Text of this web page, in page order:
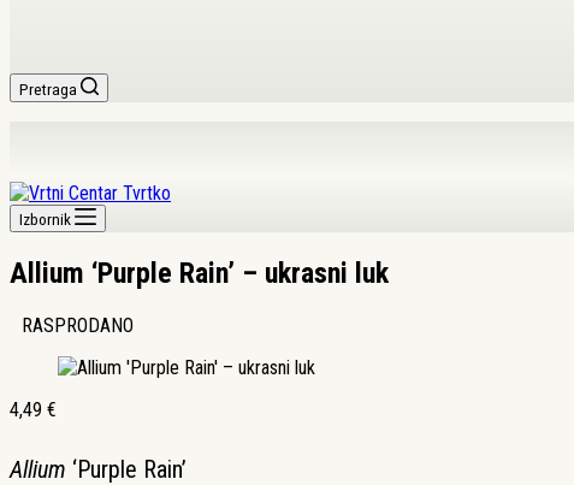
Pretraga
Izbornik
Allium ‘Purple Rain’ – ukrasni luk
RASPRODANO
4,49 €
Allium ‘Purple Rain’